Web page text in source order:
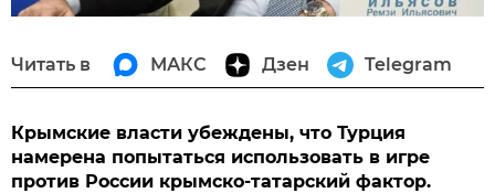
Читать в МАКС Дзен Telegram
Крымские власти убеждены, что Турция
намерена попытаться использовать в игре
против России крымско-татарский фактор.